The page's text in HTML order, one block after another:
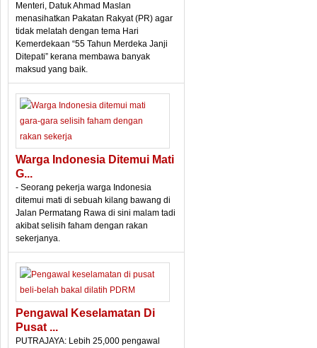
Menteri, Datuk Ahmad Maslan
menasihatkan Pakatan Rakyat (PR) agar
tidak melatah dengan tema Hari
Kemerdekaan “55 Tahun Merdeka Janji
Ditepati” kerana membawa banyak
maksud yang baik.
Warga Indonesia Ditemui Mati
G...
- Seorang pekerja warga Indonesia
ditemui mati di sebuah kilang bawang di
Jalan Permatang Rawa di sini malam tadi
akibat selisih faham dengan rakan
sekerjanya.
Pengawal Keselamatan Di
Pusat ...
PUTRAJAYA: Lebih 25,000 pengawal